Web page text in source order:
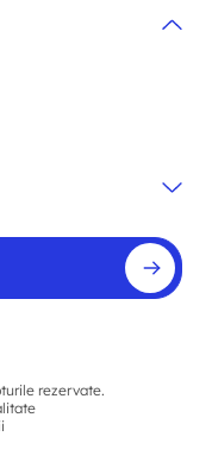
rezervate.